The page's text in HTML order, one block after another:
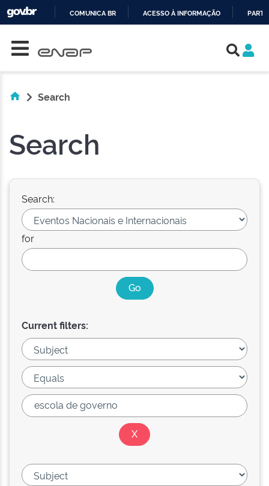
COMUNICA BR ACESSO À INFORMAÇÃO
Search
Search
Search:
for
Current filters: